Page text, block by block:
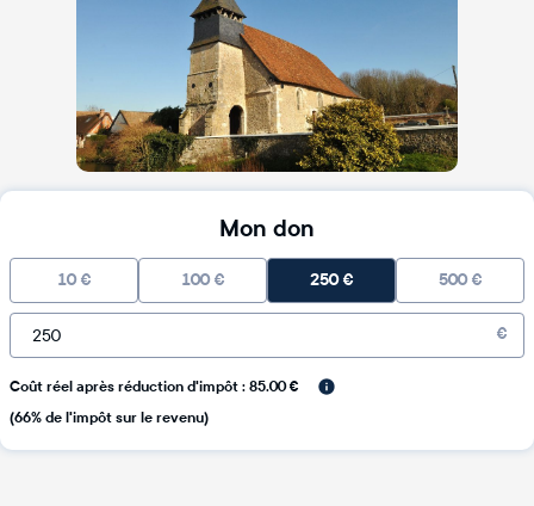
Mon don
10 € 100 € 250€ 500 €
€
Coût réel après réduction d'impôt : 85.00 €
(66% de l'impôt sur le revenu)